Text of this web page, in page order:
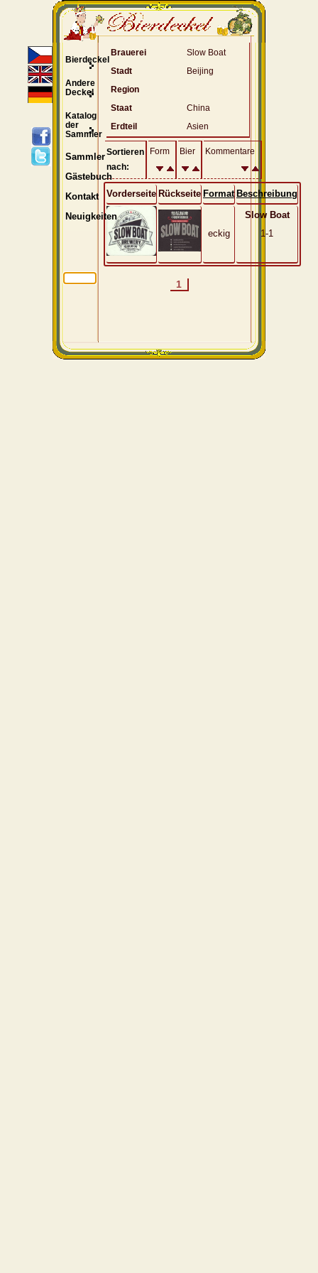
Brauerei
Slow Boat
Stadt
Beijing
Region
Staat
China
Erdteil
Asien
Sortieren
nach:
Form Bier Kommentare
Vorderseite Rückseite Format Beschreibung
eckig
Slow Boat
1-1
1
Bierdeckel
Andere
Deckel
Katalog
der
Sammler
Sammler
Gästebuch
Kontakt
Neuigkeiten